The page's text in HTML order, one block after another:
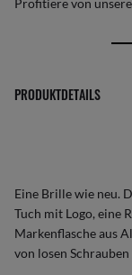
Profitiere von
PRODUKTDETAILS
Eine Brille wie neu.
Tuch mit Logo, eine
Markenflasche aus
von losen